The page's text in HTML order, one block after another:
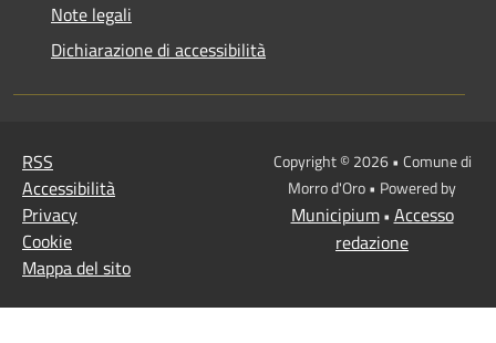
Note legali
Dichiarazione di accessibilità
RSS
Accessibilità
Privacy
Cookie
Mappa del sito
Copyright © 2026 • Comune di
Morro d'Oro • Powered by
Municipium• Accesso
redazione